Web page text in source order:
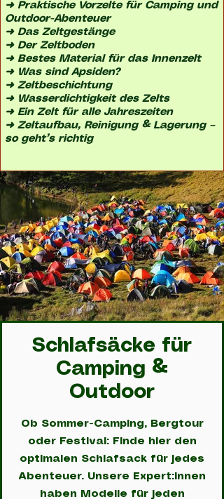
➜ Praktische Vorzelte für Camping und
Outdoor-Abenteuer
➜ Das Zeltgestänge
➜ Der Zeltboden
➜ Bestes Material für das Innenzelt
➜ Was sind Apsiden?
➜ Zeltbeschichtung
➜ Wasserdichtigkeit des Zelts
➜ Ein Zelt für alle Jahreszeiten
➜ Zeltaufbau, Reinigung & Lagerung –
so geht’s richtig
Schlafsäcke für
Camping &
Outdoor
Ob Sommer-Camping, Bergtour
oder Festival: Finde hier den
optimalen Schlafsack für jedes
Abenteuer. Unsere Expert:innen
haben Modelle für jeden